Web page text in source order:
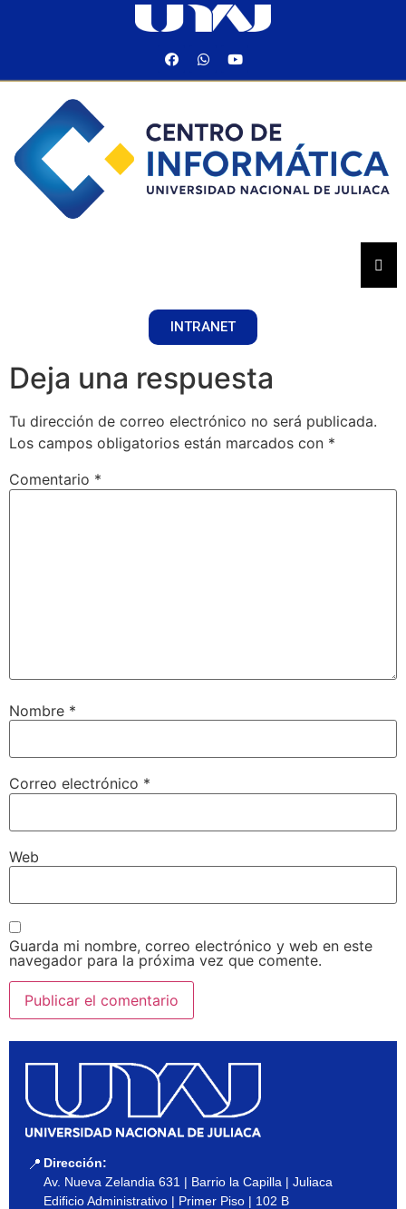
INTRANET
Deja una respuesta
Tu dirección de correo electrónico no será publicada.
Los campos obligatorios están marcados con *
Comentario *
Nombre *
Correo electrónico *
Web
Guarda mi nombre, correo electrónico y web en este
navegador para la próxima vez que comente.
📍 Dirección:
Av. Nueva Zelandia 631 | Barrio la Capilla | Juliaca
Edificio Administrativo | Primer Piso | 102 B